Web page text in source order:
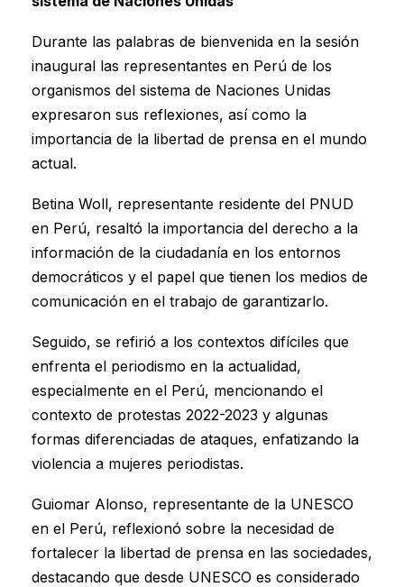
Durante las palabras de bienvenida en la sesión
inaugural las representantes en Perú de los
organismos del sistema de Naciones Unidas
expresaron sus reflexiones, así como la
importancia de la libertad de prensa en el mundo
actual.
Betina Woll, representante residente del PNUD
en Perú, resaltó la importancia del derecho a la
información de la ciudadanía en los entornos
democráticos y el papel que tienen los medios de
comunicación en el trabajo de garantizarlo.
Seguido, se refirió a los contextos difíciles que
enfrenta el periodismo en la actualidad,
especialmente en el Perú, mencionando el
contexto de protestas 2022-2023 y algunas
formas diferenciadas de ataques, enfatizando la
violencia a mujeres periodistas.
Guiomar Alonso, representante de la UNESCO
en el Perú, reflexionó sobre la necesidad de
fortalecer la libertad de prensa en las sociedades,
destacando que desde UNESCO es considerado